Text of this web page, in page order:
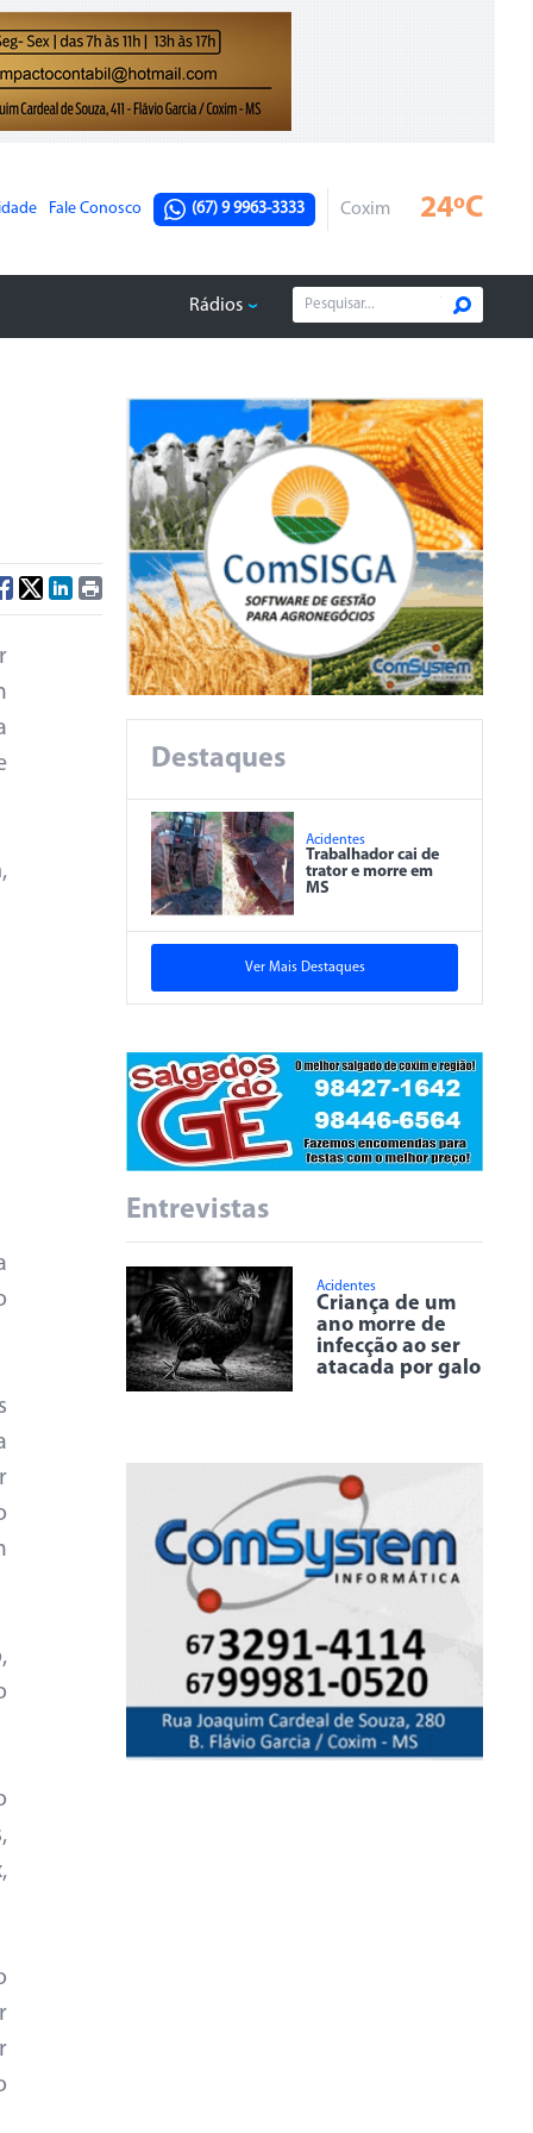
Fale Conosco (67) 9 9963-3333 Coxim 24ºC
Rádios
Destaques
Acidentes
Trabalhador cai de
trator e morre em
MS
Ver Mais Destaques
Entrevistas
Acidentes
Criança de um
ano morre de
infecção ao ser
atacada por galo